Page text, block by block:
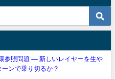
参照問題 — 新しいレイヤーを生や
ンで乗り切るか？